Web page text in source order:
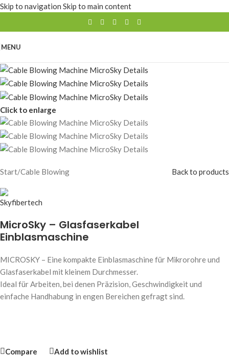
Skip to navigation Skip to main content
MENU
Click to enlarge
Start/Cable Blowing Back to products
MicroSky – Glasfaserkabel
Einblasmaschine
MICROSKY – Eine kompakte Einblasmaschine für Mikrorohre und
Glasfaserkabel mit kleinem Durchmesser.
Ideal für Arbeiten, bei denen Präzision, Geschwindigkeit und
einfache Handhabung in engen Bereichen gefragt sind.
Compare Add to wishlist